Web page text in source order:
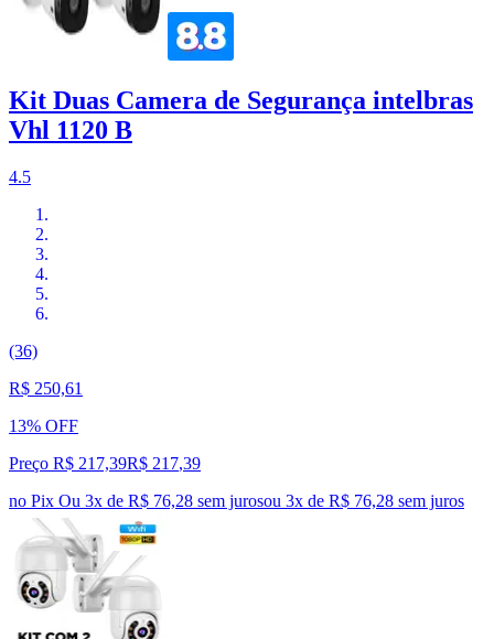
Kit Duas Camera de Segurança intelbras
Vhl 1120 B
4.5
(36)
R$ 250,61
13% OFF
Preço R$ 217,39R$ 217,39
no Pix Ou 3x de R$ 76,28 sem jurosou 3x de R$ 76,28 sem juros